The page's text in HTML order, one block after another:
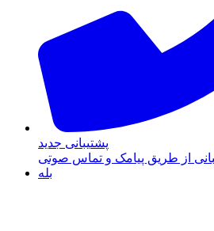
پشتیبانی جدید
از طریق پیامک و تماس صوتی
بله